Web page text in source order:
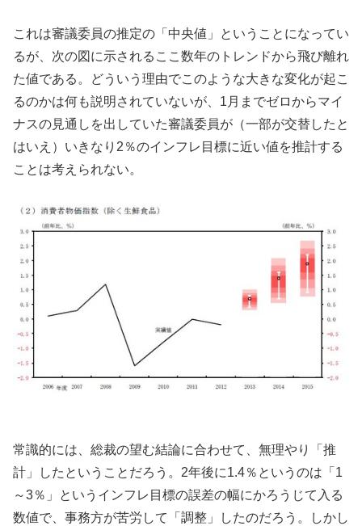
これは審議委員の推定の「中央値」ということになってい
るが、次の図に示されるここ数年のトレンドから飛び離れ
た値である。どういう理由でこのような大きな変化が起こ
るのかは何も説明されていないが、1月までゼロからマイ
ナスの見通しを出していた審議委員が（一部が交替したと
はいえ）いきなり2％のインフレ目標に近い値を推計する
ことは考えられない。
常識的には、総裁の望む結論に合わせて、無理やり「推
計」したということだろう。2年後に1.4％というのは「1
～3％」というインフレ目標の誤差の幅にかろうじて入る
数値で、事務方が苦労して「調整」したのだろう。しかし